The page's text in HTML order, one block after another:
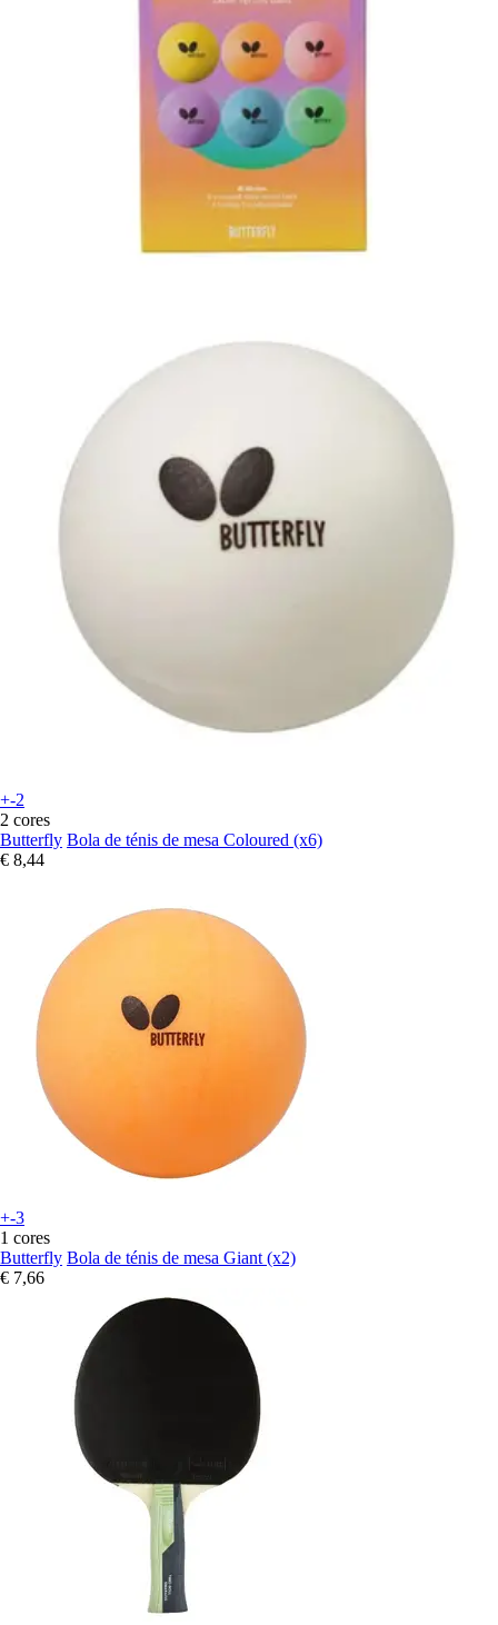
+-2
2 cores
Butterfly Bola de ténis de mesa Coloured (x6)
€ 8,44
+-3
1 cores
Butterfly Bola de ténis de mesa Giant (x2)
€ 7,66